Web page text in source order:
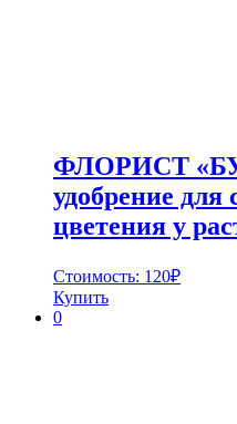
ФЛОРИСТ
удобрение для
цветения у
Стоимость: 120₽
Купить
0